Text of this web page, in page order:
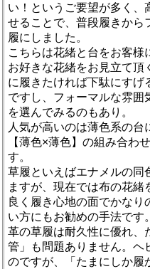
い！というご要望が多く、
せることで、普段履きから
履にしました。
こちらは花緒と台をお客
お好きな花緒をお見立て頂
に履きたければ下駄にすげ
ですし、フォーマルな雰囲
を選んでみるのもあり。
人気が高いのは薄色系の台
【薄色×薄色】の組み合わ
す。
草履といえばエナメルの同
ますが、現在では布の花緒
良く履き心地の面でかなり
い方にもお勧めの手法です。
革の草履は耐久性に優れ、
管」も問題ありません。ヘ
のですが、「たまにしか履